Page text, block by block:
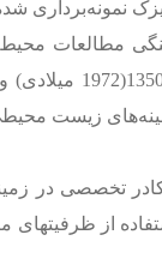
نمونه‌برداری
زیست در شهریور 1353
دانشگاه تهران
زیست
تخصصی در
از